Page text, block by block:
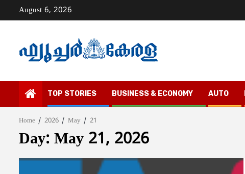
August 6, 2026
TOP STORIES BUSINESS & ECONOMY AUTO
Home 2026 May 21
Day: May 21, 2026